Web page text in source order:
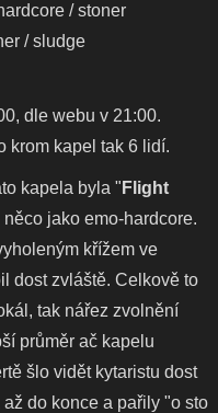
/ stoner
/ sludge
dle webu v 21:00.
krom kapel tak 6 lidí.
kapela byla " Flight
jako emo-hardcore.
křížem ve
dost zvláště. Celkově to
tak nářez zvolnění
průměr ač kapelu
šlo vidět kytaristu dost
do konce a pařily "o sto